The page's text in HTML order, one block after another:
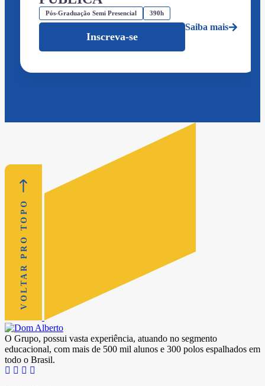
Pós-Graduação Semi Presencial 390h
Inscreva-se
Saiba mais
VOLTAR PRO TOPO
O Grupo, possui vasta experiência, atuando no segmento
educacional, com mais de 500 mil alunos e 300 polos espalhados em
todo o Brasil.